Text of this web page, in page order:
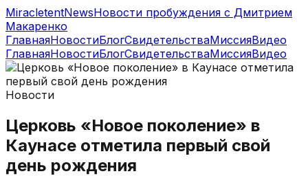
MiracletentNewsНовости пробуждения с Дмитрием
Макаренко
ГлавнаяНовостиБлогСвидетельстваМиссияВидео
ГлавнаяНовостиБлогСвидетельстваМиссияВидео
Новости
Церковь «Новое поколение» в
Каунасе отметила первый свой
день рождения